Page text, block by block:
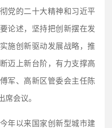
党的二十大精神和习近平
论述，坚持把创新摆在发
施创新驱动发展战略，推
迈上新台阶，有力支撑高
军、高新区管委会主任陈
席会议。
年以来国家创新型城市建